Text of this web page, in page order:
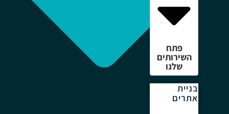
פתח
השירותים
שלנו
בניית
אתרים